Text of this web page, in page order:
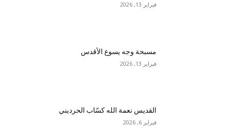
فبراير 13, 2026
مسبحة وجه يسوع الأقدس
فبراير 13, 2026
القديس نعمة الله كسّاب الحرديني
فبراير 6, 2026